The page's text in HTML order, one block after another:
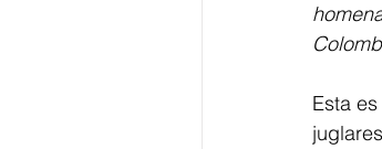
Esta